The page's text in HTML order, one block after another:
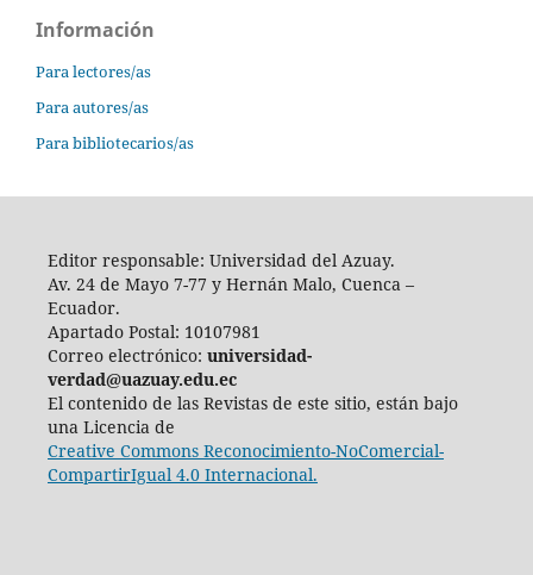
Información
Para lectores/as
Para autores/as
Para bibliotecarios/as
Editor responsable: Universidad del Azuay.
Av. 24 de Mayo 7-77 y Hernán Malo, Cuenca –
Ecuador.
Apartado Postal: 10107981
Correo electrónico: universidad-
verdad@uazuay.edu.ec
El contenido de las Revistas de este sitio, están bajo
una Licencia de
Creative Commons Reconocimiento-NoComercial-
CompartirIgual 4.0 Internacional.